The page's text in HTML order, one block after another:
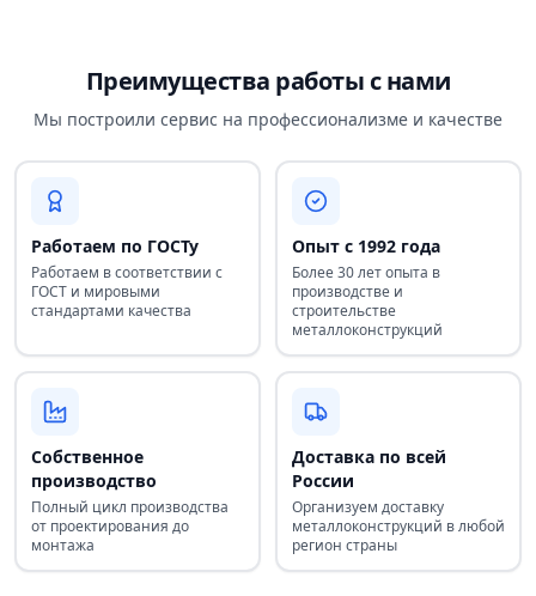
Преимущества работы с нами
Мы построили сервис на профессионализме и качестве
Работаем по ГОСТу
Работаем в соответствии с
ГОСТ и мировыми
стандартами качества
Опыт с 1992 года
Более 30 лет опыта в
производстве и
строительстве
металлоконструкций
Собственное
производство
Полный цикл производства
от проектирования до
монтажа
Доставка по всей
России
Организуем доставку
металлоконструкций в любой
регион страны